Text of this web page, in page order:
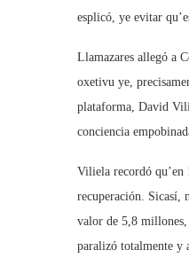
esplicó, ye evitar
Llamazares allegó a
oxetivu ye,
plataforma, David
conciencia
Viliela recordó qu’en
recuperación. Sicasí,
valor de 5,8 millones,
paralizó totalmente y